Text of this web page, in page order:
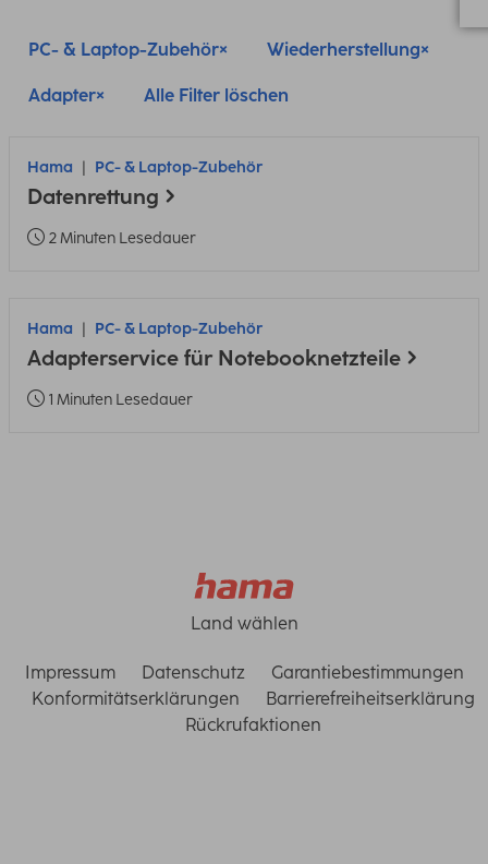
PC- & Laptop-Zubehör Wiederherstellung
Adapter Alle Filter löschen
Hama PC- & Laptop-Zubehör
Datenrettung
2 Minuten Lesedauer
Hama PC- & Laptop-Zubehör
Adapterservice für Notebooknetzteile
1 Minuten Lesedauer
Land wählen
Impressum Datenschutz
Garantiebestimmungen
Konformitätserklärungen
Barrierefreiheitserklärung
Rückrufaktionen